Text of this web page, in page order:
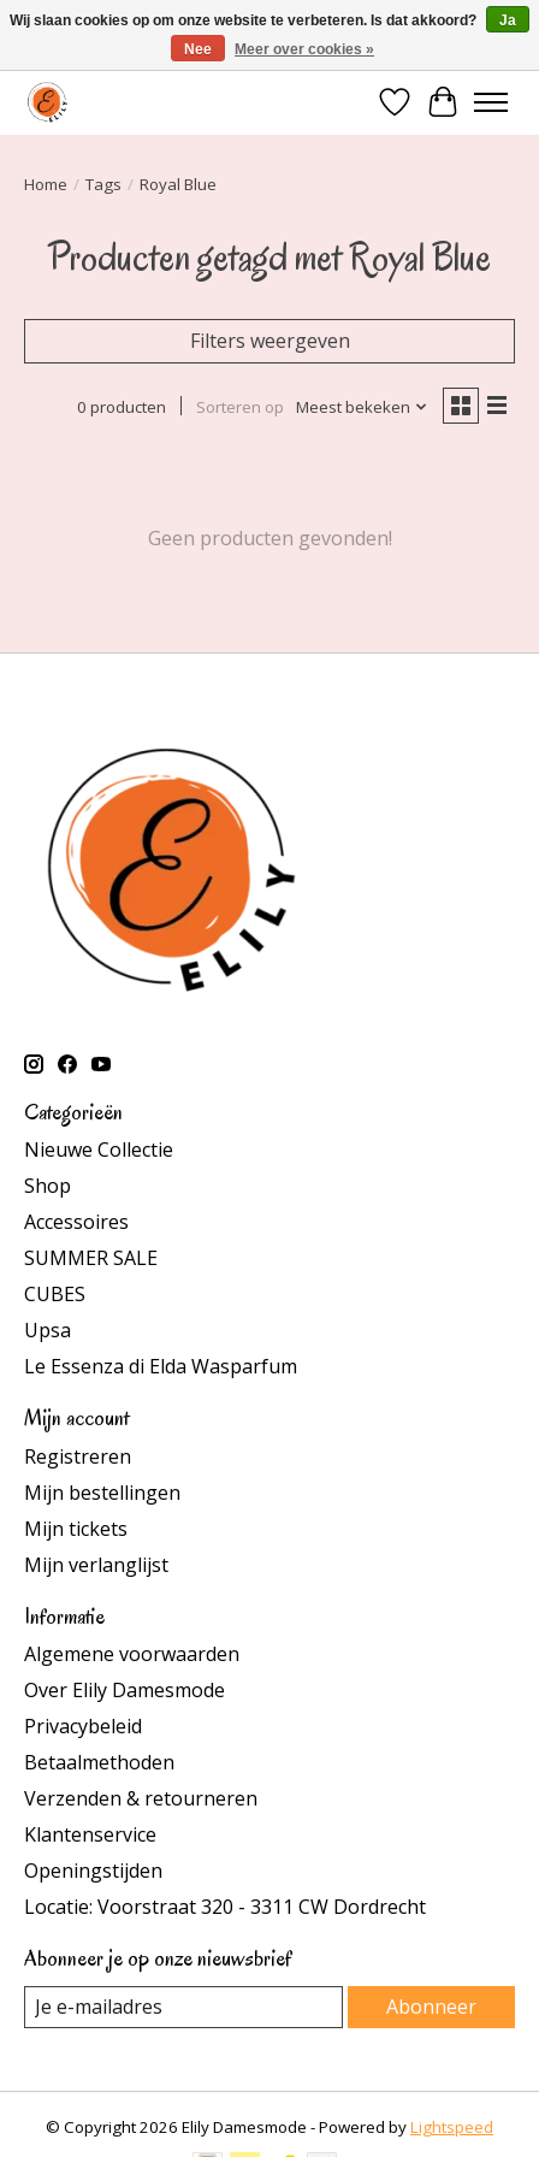
Elily is er om jou te laten stralen! Mode vanaf maat 34 t/m 54
Verlanglijst
Home / Tags / Royal Blue
Producten getagd met Royal Blue
Filters weergeven
0 producten Sorteren op Meest bekeken
Geen producten gevonden!
Categorieën
Nieuwe Collectie
Shop
Accessoires
SUMMER SALE
CUBES
Upsa
Le Essenza di Elda Wasparfum
Mijn account
Registreren
Mijn bestellingen
Mijn tickets
Mijn verlanglijst
Informatie
Algemene voorwaarden
Over Elily Damesmode
Privacybeleid
Betaalmethoden
Verzenden & retourneren
Klantenservice
Openingstijden
Locatie: Voorstraat 320 - 3311 CW Dordrecht
Abonneer je op onze nieuwsbrief
Abonneer
© Copyright 2026 Elily Damesmode - Powered byLightspeed
Wij slaan cookies op om onze website te verbeteren. Is dat akkoord?
Ja
Nee
Meer over cookies »